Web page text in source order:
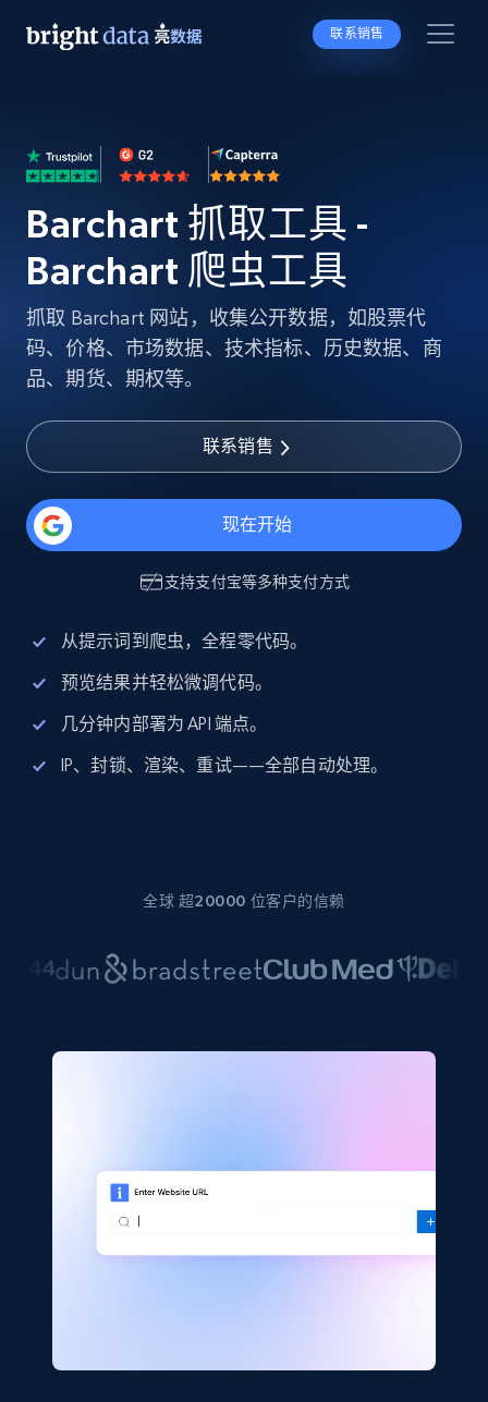
联系销售
Barchart 抓取工具 -
Barchart 爬虫工具
抓取 Barchart 网站，收集公开数据，如股票代
码、价格、市场数据、技术指标、历史数据、商
品、期货、期权等。
联系销售
现在开始
支持支付宝等多种支付方式
从提示词到爬虫，全程零代码。
预览结果并轻松微调代码。
几分钟内部署为 API 端点。
IP、封锁、渲染、重试——全部自动处理。
全球 超20000 位客户的信赖